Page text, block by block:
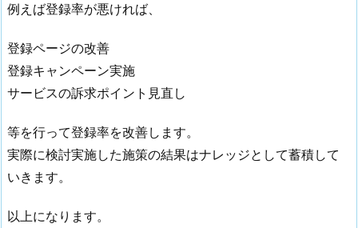
例えば登録率が悪ければ、
登録ページの改善
登録キャンペーン実施
サービスの訴求ポイント見直し
等を行って登録率を改善します。
実際に検討実施した施策の結果はナレッジとして蓄積して
いきます。
以上になります。